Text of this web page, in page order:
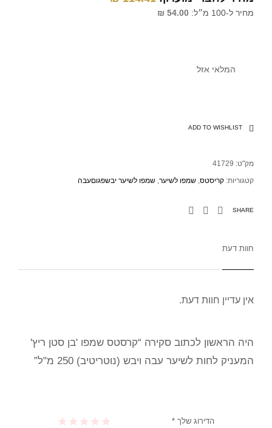
מחיר ל-100 מ״ל: 54.00
₪
המלאי אזל
ADD TO WISHLIST
מק"ט: 41729
קטגוריות: קריסטס, שמפו לשיער, שמפו לשיער יבשפגוםעבה
SHARE
חוות דעת
אין עדיין חוות דעת.
היה הראשון לכתוב סקירה “קרסטס שמפו 'בן סטן ריץ'
המעניק לחות לשיער עבה ויבש (נוטריטיב) 250 מ"ל”
הדירוג שלך * 1 מתוך 5 כוכבים 2 מתוך 5 כוכבים 3 מתוך 5 כוכבים 4 מתוך 5 כוכבים